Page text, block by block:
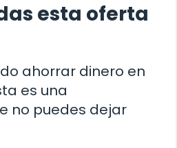
esta oferta
ahorrar dinero en
es una
no puedes dejar